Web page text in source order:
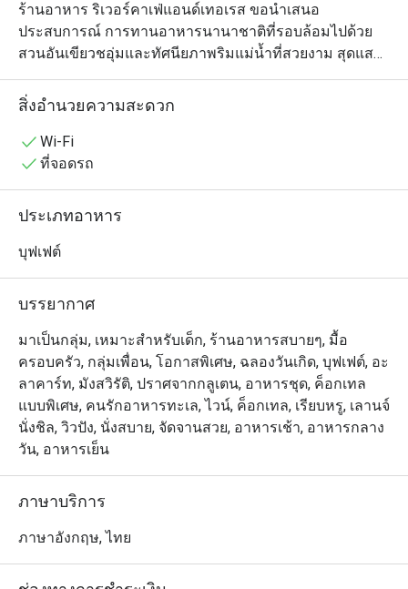
ร้านอาหาร ริเวอร์คาเฟ่แอนด์เทอเรส ขอนำเสนอ
ประสบการณ์ การทานอาหารนานาชาติที่รอบล้อมไปด้วย
สวนอันเขียวชอุ่มและทัศนียภาพริมแม่น้ำที่สวยงาม สุดแสน
จะโรแมนติก
ต้า สเต็ก และอาหารทะเล และอื่นๆ
มื้อค่ำสุดหรู ตั้งอยู่ที่ชั้นล็อบบี้ของโรงแรม The Peninsula
ด้วยทำเลริมแม่น้ำเจ้าพระยา บรรยากาศสวยงามและโรแมน
หอยนางรมหลายสายพันธุ์ เสิร์ฟพร้อมอาหารนานาชาติและ
ของหวานสุดประณีต
เหมาะสำหรับทั้งคนท้องถิ่นและนักท่องเที่ยว River Cafe and
Terrace เป็นตัวเลือกที่สมบูรณ์แบบสำหรับมื้อค่ำกับ
ครอบครัวหรือดินเนอร์ริมแม่น้ำสุดโรแมนติก คนท้องถิ่นชื่น
ชอบความหลากหลายของบุฟเฟ่ต์และบริการที่เอาใจใส่
บรรยากาศระดับ 5 ดาวใกล้สถานี BTS เจริญนคร
การจองผ่านแอปหรือเว็บไซต์ Eatigo คือวิธีที่ชาญฉลาดที่สุด
สามารถรับส่วนลดพิเศษตามช่วงเวลาได้สูงสุดถึง 50% จาก
สิ่งอำนวยความสะดวก
Wi-Fi
ที่จอดรถ
ประเภทอาหาร
บุฟเฟต์
บรรยากาศ
มาเป็นกลุ่ม, เหมาะสำหรับเด็ก, ร้านอาหารสบายๆ, มื้อ
ครอบครัว, กลุ่มเพื่อน, โอกาสพิเศษ, ฉลองวันเกิด, บุฟเฟต์, อะ
ลาคาร์ท, มังสวิรัติ, ปราศจากกลูเตน, อาหารชุด, ค็อกเทล
แบบพิเศษ, คนรักอาหารทะเล, ไวน์, ค็อกเทล, เรียบหรู, เลานจ์
นั่งชิล, วิวปัง, นั่งสบาย, จัดจานสวย, อาหารเช้า, อาหารกลาง
วัน, อาหารเย็น
ภาษาบริการ
ภาษาอังกฤษ, ไทย